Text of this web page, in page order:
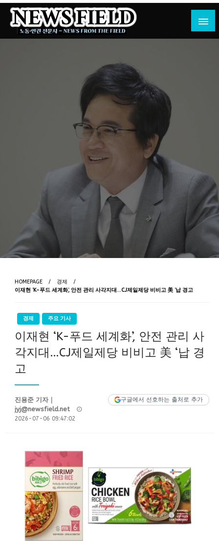
Skip
content
뉴스필드
노동·인권 전문지
HOMEPAGE
경제
이재현 ‘K-푸드 세계화’, 안전 관리 사각지대…CJ제일제당 비비고 美 ‘납 경고
경제 주요 기사
이재현 ‘K-푸드 세계화’, 안전 관리 사
각지대…CJ제일제당 비비고 美 ‘납 경
고
구글에서 선호하는 출처로 추가
진용준 기자｜
jyj@newsfield.net
2026-07-06 09:47:02